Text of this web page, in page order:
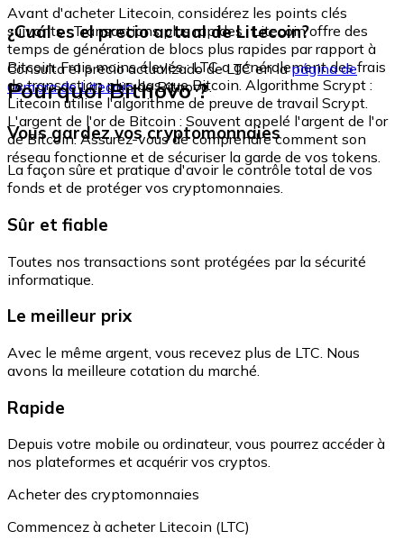
Avant d'acheter Litecoin, considérez les points clés
suivants : Transactions plus rapides : Litecoin offre des
temps de génération de blocs plus rapides par rapport à
Bitcoin. Frais moins élevés : LTC a généralement des frais
de transaction plus bas que Bitcoin. Algorithme Scrypt :
Litecoin utilise l'algorithme de preuve de travail Scrypt.
L'argent de l'or de Bitcoin : Souvent appelé l'argent de l'or
de Bitcoin. Assurez-vous de comprendre comment son
réseau fonctionne et de sécuriser la garde de vos tokens.
¿Cuál es el precio actual de Litecoin?
Consulta el precio actualizado de LTC en lapágina de
compra de Litecoinde Bitnovo.
Pourquoi Bitnovo ?
Vous gardez vos cryptomonnaies
La façon sûre et pratique d'avoir le contrôle total de vos
fonds et de protéger vos cryptomonnaies.
Sûr et fiable
Toutes nos transactions sont protégées par la sécurité
informatique.
Le meilleur prix
Avec le même argent, vous recevez plus de LTC. Nous
avons la meilleure cotation du marché.
Rapide
Depuis votre mobile ou ordinateur, vous pourrez accéder à
nos plateformes et acquérir vos cryptos.
Acheter des cryptomonnaies
Commencez à acheter Litecoin (LTC)